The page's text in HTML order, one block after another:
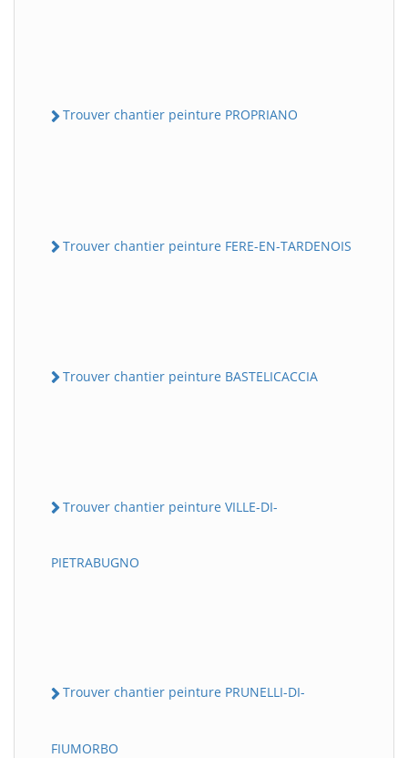
Trouver chantier peinture PROPRIANO
Trouver chantier peinture FERE-EN-TARDENOIS
Trouver chantier peinture BASTELICACCIA
Trouver chantier peinture VILLE-DI-
PIETRABUGNO
Trouver chantier peinture PRUNELLI-DI-
FIUMORBO